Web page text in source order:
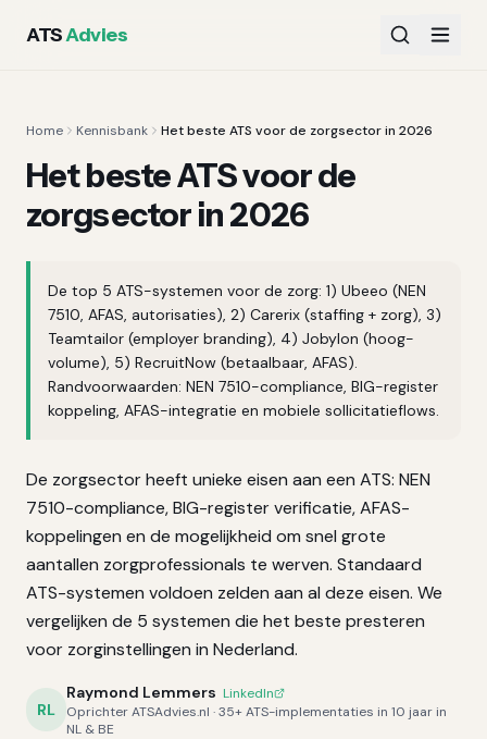
ATSAdvies
Home Kennisbank Het beste ATS voor de zorgsector in 2026
Het beste ATS voor de
zorgsector in 2026
De top 5 ATS-systemen voor de zorg: 1) Ubeeo (NEN
7510, AFAS, autorisaties), 2) Carerix (staffing + zorg), 3)
Teamtailor (employer branding), 4) Jobylon (hoog-
volume), 5) RecruitNow (betaalbaar, AFAS).
Randvoorwaarden: NEN 7510-compliance, BIG-register
koppeling, AFAS-integratie en mobiele sollicitatieflows.
De zorgsector heeft unieke eisen aan een ATS: NEN
7510-compliance, BIG-register verificatie, AFAS-
koppelingen en de mogelijkheid om snel grote
aantallen zorgprofessionals te werven. Standaard
ATS-systemen voldoen zelden aan al deze eisen. We
vergelijken de 5 systemen die het beste presteren
voor zorginstellingen in Nederland.
RL
Raymond Lemmers LinkedIn
Oprichter ATSAdvies.nl · 35+ ATS-implementaties in 10 jaar in
NL & BE